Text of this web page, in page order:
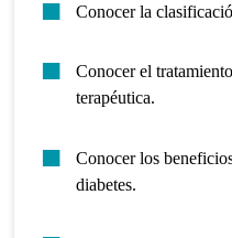
Conocer la
Conocer el
terapéutica.
Conocer los
diabetes.